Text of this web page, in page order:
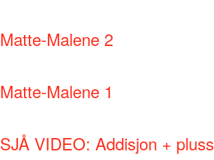
Matte-Malene 2
Matte-Malene 1
SJÅ VIDEO: Addisjon + pluss